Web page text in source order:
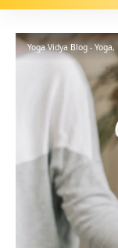
Yoga Vidya Blog -